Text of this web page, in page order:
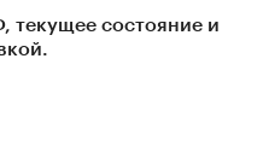
текущее состояние и